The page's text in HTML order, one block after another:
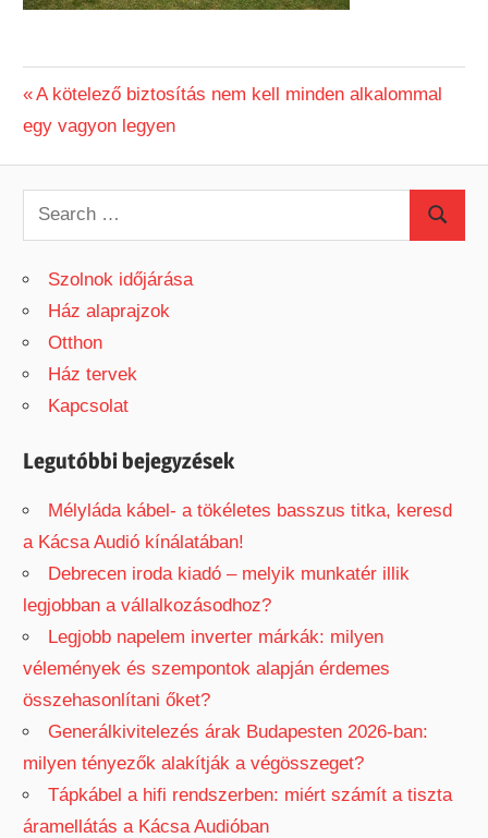
Bejegyzés
navigáció
Previous
Post:
A kötelező biztosítás nem kell minden alkalommal
egy vagyon legyen
e
r
Szolnok időjárása
Ház alaprajzok
Otthon
Ház tervek
Kapcsolat
Legutóbbi bejegyzések
Mélyláda kábel- a tökéletes basszus titka, keresd
a Kácsa Audió kínálatában!
Debrecen iroda kiadó – melyik munkatér illik
legjobban a vállalkozásodhoz?
Legjobb napelem inverter márkák: milyen
vélemények és szempontok alapján érdemes
összehasonlítani őket?
Generálkivitelezés árak Budapesten 2026-ban:
milyen tényezők alakítják a végösszeget?
Tápkábel a hifi rendszerben: miért számít a tiszta
áramellátás a Kácsa Audióban